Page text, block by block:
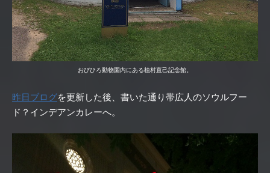
おびひろ動物園内にある植村直己記念館。
昨日ブログを更新した後、書いた通り帯広人のソウルフー
ド？インデアンカレーへ。